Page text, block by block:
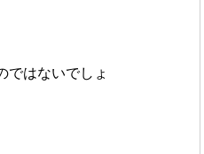
ではないでしょ